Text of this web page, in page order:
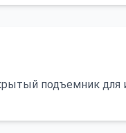
подъемник для